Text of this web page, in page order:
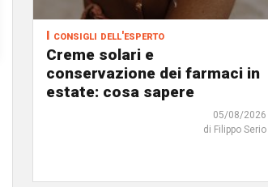
I consigli dell'esperto
Creme solari e
conservazione dei farmaci in
estate: cosa sapere
05/08/2026
di Filippo Serio